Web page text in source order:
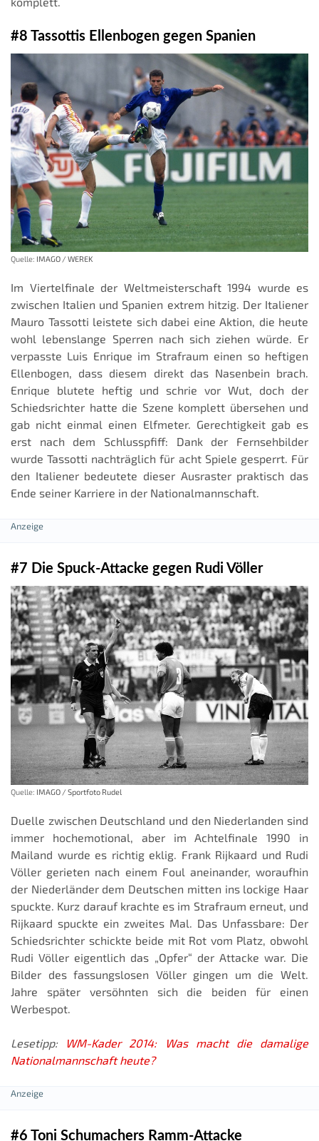
#8 Tassottis Ellenbogen gegen Spanien
Quelle: IMAGO / WEREK
Im Viertelfinale der Weltmeisterschaft 1994 wurde es
zwischen Italien und Spanien extrem hitzig. Der Italiener
Mauro Tassotti leistete sich dabei eine Aktion, die heute
wohl lebenslange Sperren nach sich ziehen würde. Er
verpasste Luis Enrique im Strafraum einen so heftigen
Ellenbogen, dass diesem direkt das Nasenbein brach.
Enrique blutete heftig und schrie vor Wut, doch der
Schiedsrichter hatte die Szene komplett übersehen und
gab nicht einmal einen Elfmeter. Gerechtigkeit gab es
erst nach dem Schlusspfiff: Dank der Fernsehbilder
wurde Tassotti nachträglich für acht Spiele gesperrt. Für
den Italiener bedeutete dieser Ausraster praktisch das
Ende seiner Karriere in der Nationalmannschaft.
#7 Die Spuck-Attacke gegen Rudi Völler
Quelle: IMAGO / Sportfoto Rudel
Duelle zwischen Deutschland und den Niederlanden sind
immer hochemotional, aber im Achtelfinale 1990 in
Mailand wurde es richtig eklig. Frank Rijkaard und Rudi
Völler gerieten nach einem Foul aneinander, woraufhin
der Niederländer dem Deutschen mitten ins lockige Haar
spuckte. Kurz darauf krachte es im Strafraum erneut, und
Rijkaard spuckte ein zweites Mal. Das Unfassbare: Der
Schiedsrichter schickte beide mit Rot vom Platz, obwohl
Rudi Völler eigentlich das „Opfer“ der Attacke war. Die
Bilder des fassungslosen Völler gingen um die Welt.
Jahre später versöhnten sich die beiden für einen
Werbespot.
Lesetipp: WM-Kader 2014: Was macht die damalige
Nationalmannschaft heute?
#6 Toni Schumachers Ramm-Attacke